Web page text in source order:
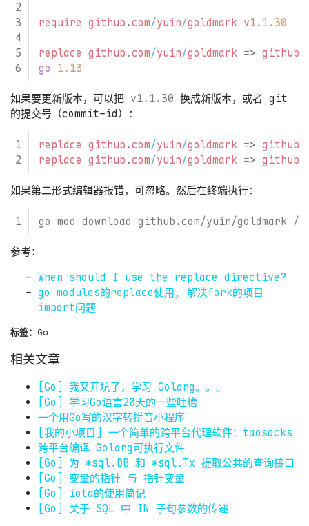
require github .com/yuin/goldmark v1.1.30
replace github .com/yuin/goldmark => github
go 1.13
如果要更新版本，可以把 v1.1.30 换成新版本，或者 git
的提交号（commit-id）：
replace github .com/yuin/goldmark => github
replace github .com/yuin/goldmark => github
如果第二形式编辑器报错，可忽略。然后在终端执行：
参考：
When should I use the replace directive?
go modules的replace使用, 解决fork的项目
import问题
标签： Go
相关文章
[Go] 我又开坑了，学习 Golang。。。
[Go] 学习Go语言20天的一些吐槽
一个用Go写的汉字转拼音小程序
[我的小项目] 一个简单的跨平台代理软件：taosocks
跨平台编译 Golang可执行文件
[Go] 为 *sql.DB 和 *sql.Tx 提取公共的查询接口
[Go] 变量的指针 与 指针变量
[Go] iota的使用简记
[Go] 关于 SQL 中 IN 子句参数的传递